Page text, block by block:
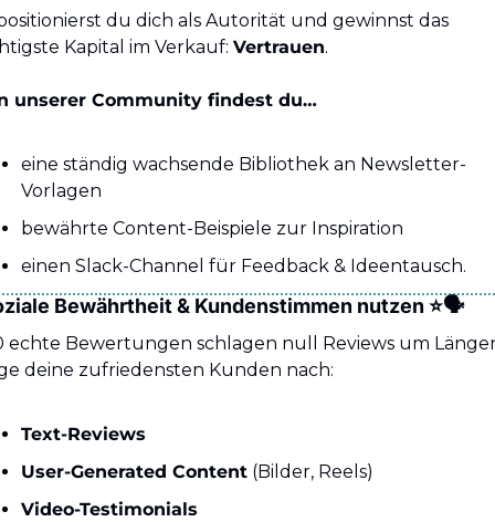
du dich als Autorität und gewinnst das
Kapital im Verkauf: Vertrauen.
unserer Community findest du…
eine ständig wachsende Bibliothek an Newsletter-
Vorlagen
bewährte Content-Beispiele zur Inspiration
einen Slack-Channel für Feedback & Ideentausch.
Bewährtheit & Kundenstimmen nutzen ⭐️🗣
echte Bewertungen schlagen null Reviews um
deine zufriedensten Kunden nach:
Text-Reviews
User-Generated Content (Bilder, Reels)
Video-Testimonials